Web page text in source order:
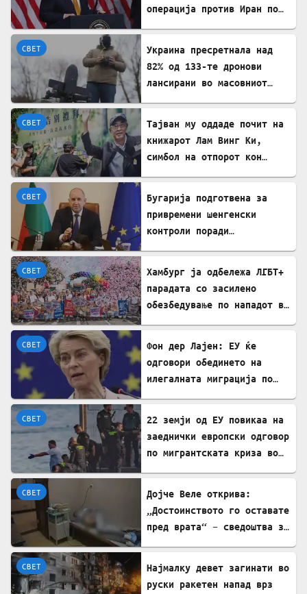
операција против Иран по
СВЕТ
Украина пресретнала над
82% од 133-те дронови
лансирани во масовниот
СВЕТ
Тајван му оддаде почит на
книжарот Лам Винг Ки,
симбол на отпорот кон
СВЕТ
Бугарија подготвена за
привремени шенгенски
контроли поради
СВЕТ
Хамбург ја одбележа ЛГБТ+
парадата со засилено
обезбедување по нападот во
СВЕТ
Фон дер Лајен: ЕУ ќе
одговори обединето на
илегалната миграција по
СВЕТ
22 земји од ЕУ повикаа на
заеднички европски одговор
по мигрантската криза во
СВЕТ
Дојче Веле открива:
„Достоинството го оставате
пред врата“ – сведоштва за
СВЕТ
Најмалку девет загинати во
руски ракетен напад врз